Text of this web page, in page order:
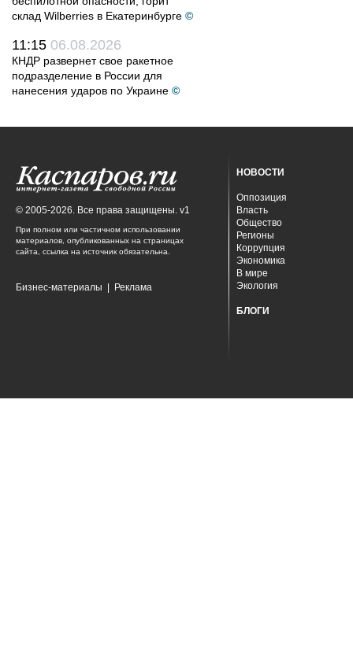
склад Wilberries в Екатеринбурге ©
11:15 06.08.2026
КНДР развернет свое ракетное
подразделение в России для
нанесения ударов по Украине ©
© 2005-2026. Все права защищены. v1
При полном или частичном использовании
материалов, опубликованных на страницах
сайта, ссылка на источник обязательна.
Бизнес-материалы Реклама
НОВОСТИ
Оппозиция
Власть
Общество
Регионы
Коррупция
Экономика
В мире
Экология
БЛОГИ